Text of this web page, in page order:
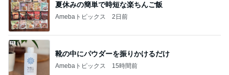
夏休みの簡単で時短な楽ちんご飯
Amebaトピックス 2日前
靴の中にパウダーを振りかけるだけ
Amebaトピックス 15時間前